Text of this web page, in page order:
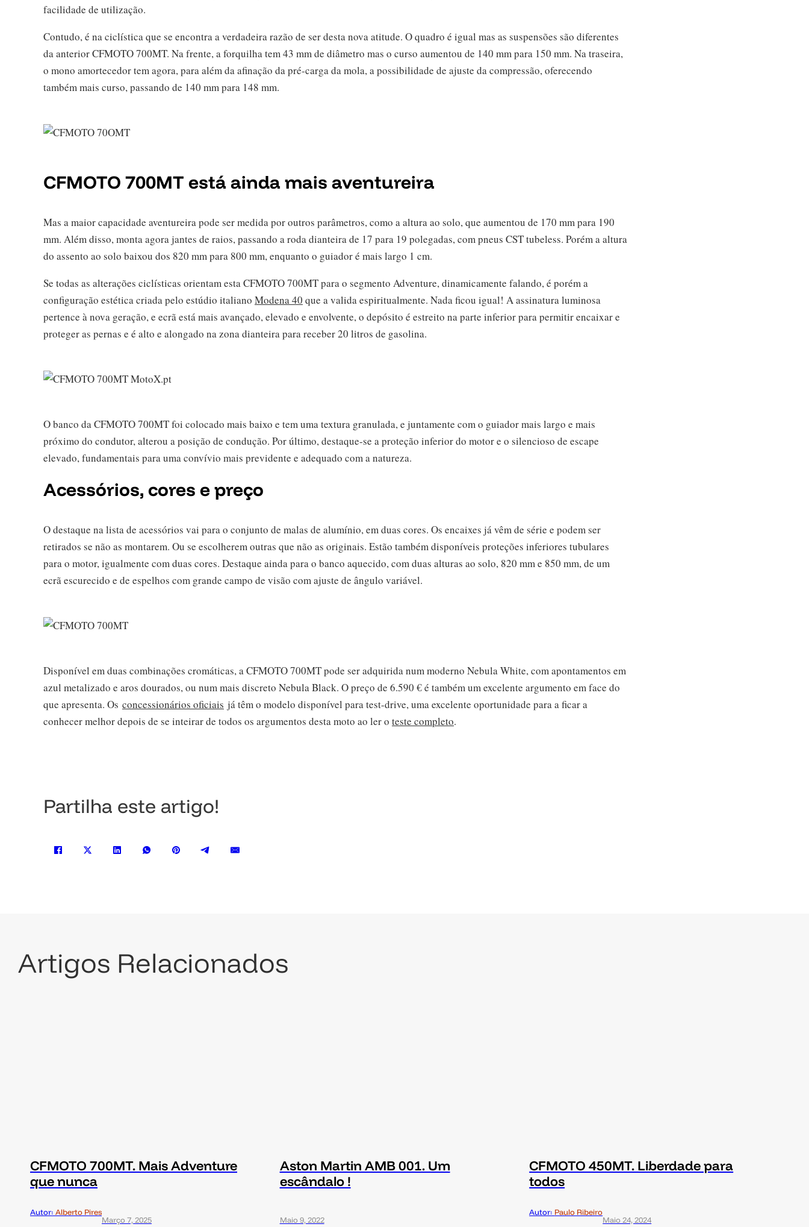
facilidade de utilização.
Contudo, é na ciclística que se encontra a verdadeira razão de ser desta nova atitude. O quadro é igual mas as suspensões são diferentes
da anterior CFMOTO 700MT. Na frente, a forquilha tem 43 mm de diâmetro mas o curso aumentou de 140 mm para 150 mm. Na traseira,
o mono amortecedor tem agora, para além da afinação da pré-carga da mola, a possibilidade de ajuste da compressão, oferecendo
também mais curso, passando de 140 mm para 148 mm.
CFMOTO 700MT está ainda mais aventureira
Mas a maior capacidade aventureira pode ser medida por outros parâmetros, como a altura ao solo, que aumentou de 170 mm para 190
mm. Além disso, monta agora jantes de raios, passando a roda dianteira de 17 para 19 polegadas, com pneus CST tubeless. Porém a altura
do assento ao solo baixou dos 820 mm para 800 mm, enquanto o guiador é mais largo 1 cm.
Se todas as alterações ciclísticas orientam esta CFMOTO 700MT para o segmento Adventure, dinamicamente falando, é porém a
configuração estética criada pelo estúdio italiano Modena 40 que a valida espiritualmente. Nada ficou igual! A assinatura luminosa
pertence à nova geração, e ecrã está mais avançado, elevado e envolvente, o depósito é estreito na parte inferior para permitir encaixar e
proteger as pernas e é alto e alongado na zona dianteira para receber 20 litros de gasolina.
O banco da CFMOTO 700MT foi colocado mais baixo e tem uma textura granulada, e juntamente com o guiador mais largo e mais
próximo do condutor, alterou a posição de condução. Por último, destaque-se a proteção inferior do motor e o silencioso de escape
elevado, fundamentais para uma convívio mais previdente e adequado com a natureza.
Acessórios, cores e preço
O destaque na lista de acessórios vai para o conjunto de malas de alumínio, em duas cores. Os encaixes já vêm de série e podem ser
retirados se não as montarem. Ou se escolherem outras que não as originais. Estão também disponíveis proteções inferiores tubulares
para o motor, igualmente com duas cores. Destaque ainda para o banco aquecido, com duas alturas ao solo, 820 mm e 850 mm, de um
ecrã escurecido e de espelhos com grande campo de visão com ajuste de ângulo variável.
Disponível em duas combinações cromáticas, a CFMOTO 700MT pode ser adquirida num moderno Nebula White, com apontamentos em
azul metalizado e aros dourados, ou num mais discreto Nebula Black. O preço de 6.590 € é também um excelente argumento em face do
que apresenta. Os concessionários oficiais já têm o modelo disponível para test-drive, uma excelente oportunidade para a ficar a
conhecer melhor depois de se inteirar de todos os argumentos desta moto ao ler o teste completo.
Partilha este artigo!
Artigos Relacionados
CFMOTO 700MT. Mais Adventure
que nunca
Autor: Alberto Pires
Março 7, 2025
Aston Martin AMB 001. Um
escândalo !
Maio 9, 2022
CFMOTO 450MT. Liberdade para
todos
Autor: Paulo Ribeiro
Maio 24, 2024